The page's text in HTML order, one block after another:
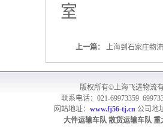
室
上一篇： 上海到石家庄物
版权所有©上海飞进物流
联系电话：021-69973359
网站地址： www.fj56-tj.cn 公司地
大件运输车队 散货运输车队 重